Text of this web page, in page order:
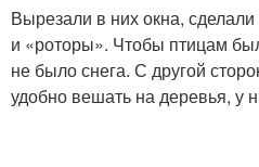
Вырезали в них окна,
и «роторы». Чтобы птицам
не было снега. С другой
удобно вешать на деревья, у